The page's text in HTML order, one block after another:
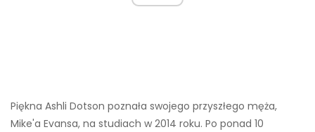
Piękna Ashli ​​Dotson poznała swojego przyszłego męża,
Mike'a Evansa, na studiach w 2014 roku. Po ponad 10